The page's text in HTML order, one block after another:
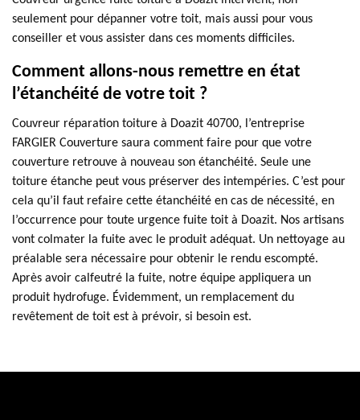
seulement pour dépanner votre toit, mais aussi pour vous
conseiller et vous assister dans ces moments difficiles.
Comment allons-nous remettre en état
l’étanchéité de votre toit ?
Couvreur réparation toiture à Doazit 40700, l’entreprise
FARGIER Couverture saura comment faire pour que votre
couverture retrouve à nouveau son étanchéité. Seule une
toiture étanche peut vous préserver des intempéries. C’est pour
cela qu’il faut refaire cette étanchéité en cas de nécessité, en
l’occurrence pour toute urgence fuite toit à Doazit. Nos artisans
vont colmater la fuite avec le produit adéquat. Un nettoyage au
préalable sera nécessaire pour obtenir le rendu escompté.
Après avoir calfeutré la fuite, notre équipe appliquera un
produit hydrofuge. Évidemment, un remplacement du
revêtement de toit est à prévoir, si besoin est.